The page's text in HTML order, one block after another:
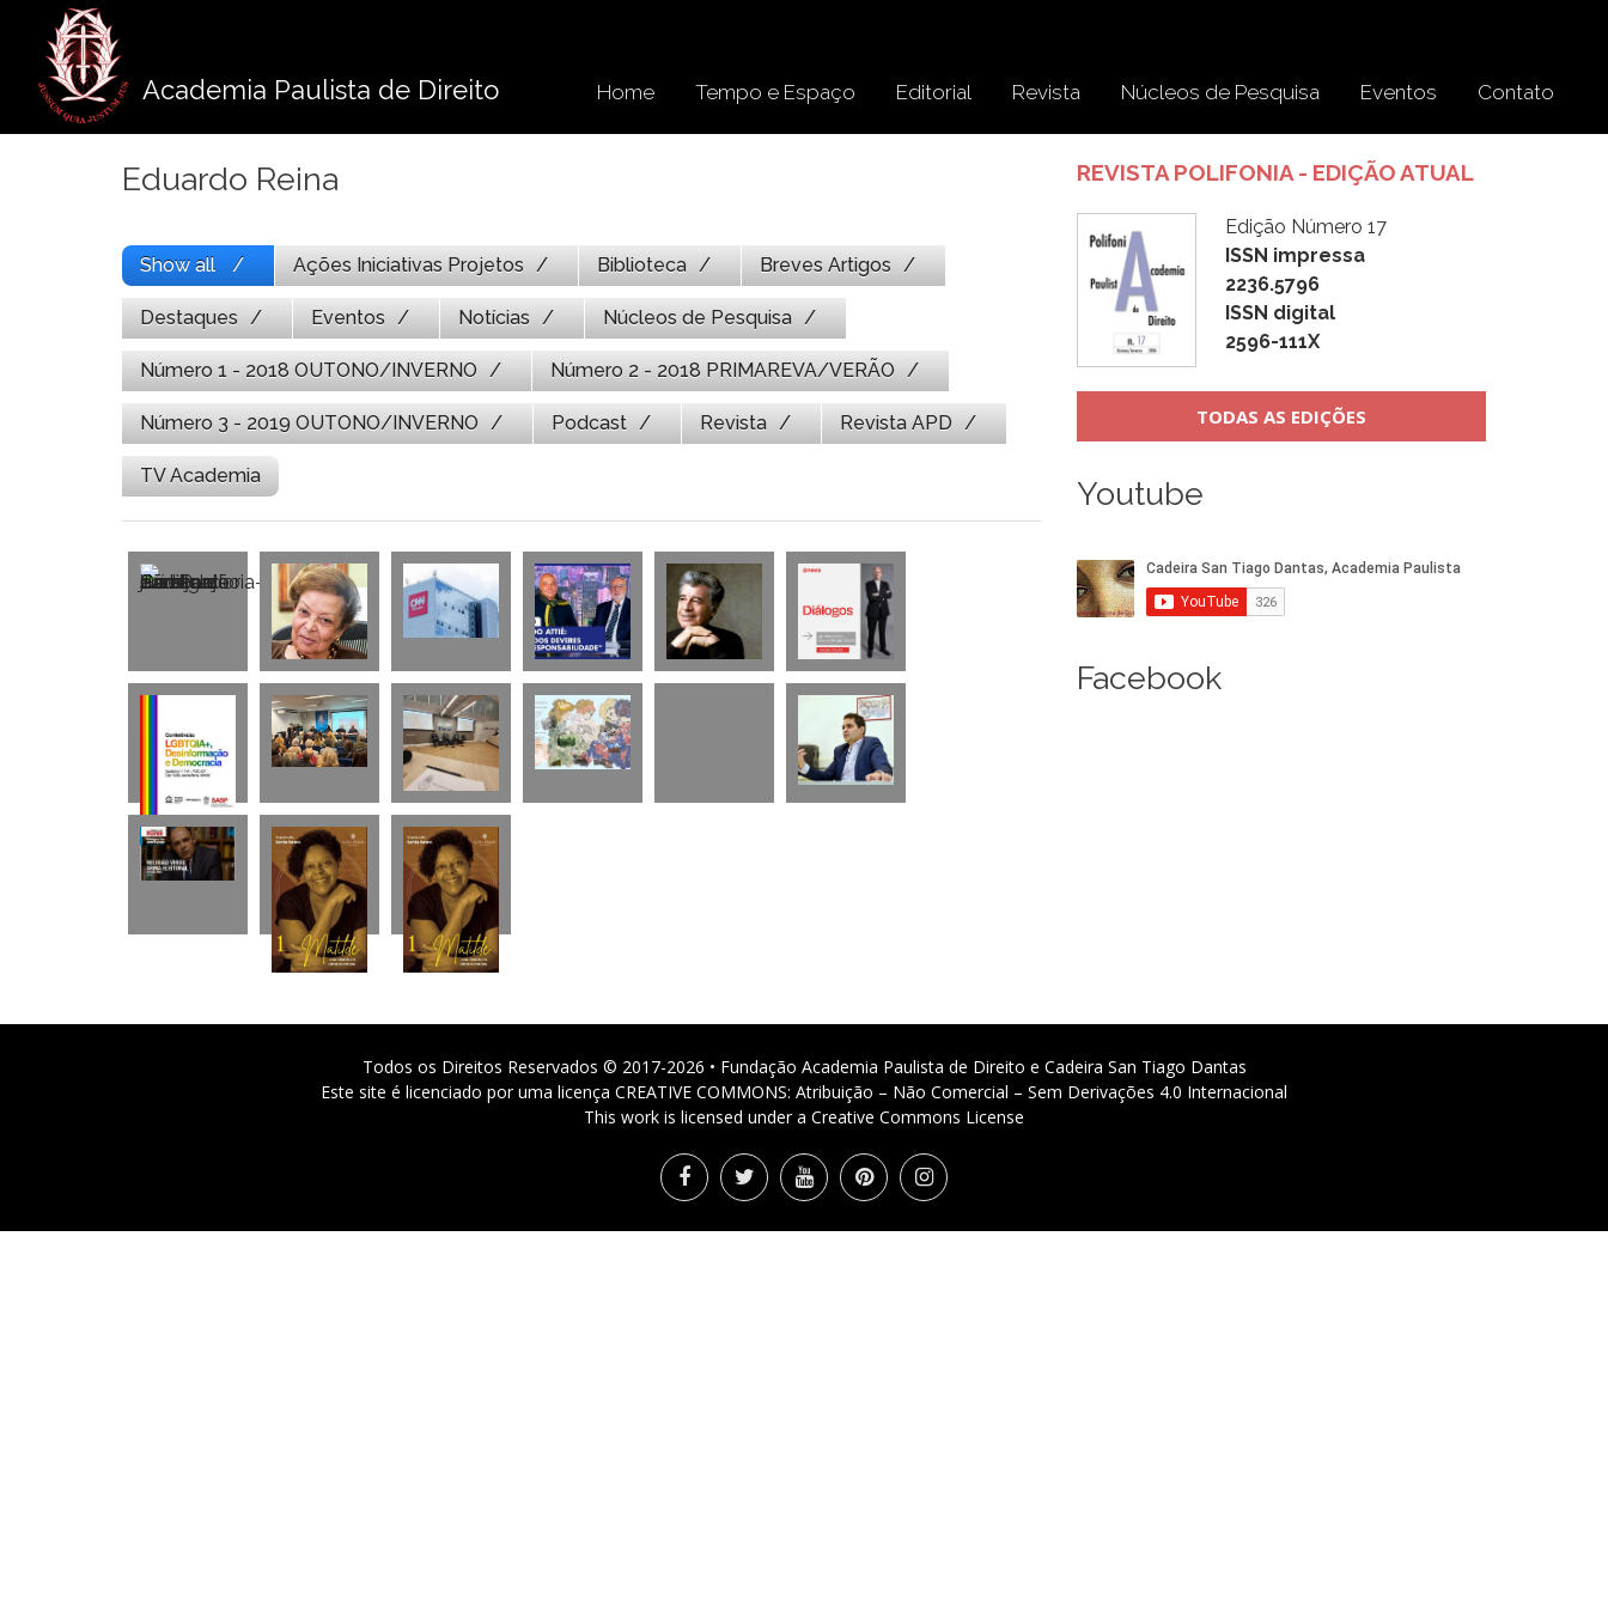
conteúdo
Academia Paulista de Direito Home Tempo e Espaço Editorial Revista Núcleos de Pesquisa Eventos Contato
Eduardo Reina
Show all Ações Iniciativas Projetos Biblioteca Breves Artigos
Destaques Eventos Notícias Núcleos de Pesquisa
Número 1 - 2018 OUTONO/INVERNO Número 2 - 2018 PRIMAREVA/VERÃO
Número 3 - 2019 OUTONO/INVERNO Podcast Revista Revista APD
TV Academia
REVISTA POLIFONIA - EDIÇÃO ATUAL
Edição Número 17
ISSN impressa
2236.5796
ISSN digital
2596-111X
TODAS AS EDIÇÕES
Youtube
Facebook
Todos os Direitos Reservados © 2017-2026 • Fundação Academia Paulista de Direito e Cadeira San Tiago Dantas
Este site é licenciado por uma licença CREATIVE COMMONS: Atribuição – Não Comercial – Sem Derivações 4.0 Internacional
This work is licensed under a Creative Commons License